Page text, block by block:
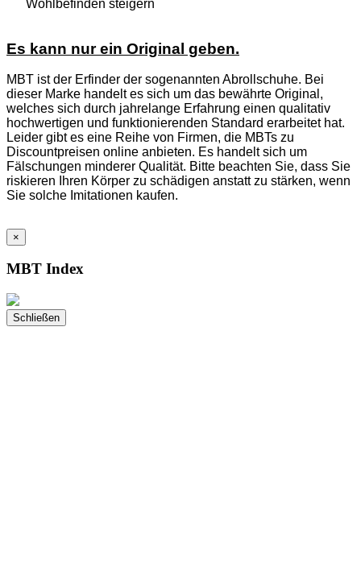
Wohlbefinden steigern
Es kann nur ein Original geben.
MBT ist der Erfinder der sogenannten Abrollschuhe. Bei
dieser Marke handelt es sich um das bewährte Original,
welches sich durch jahrelange Erfahrung einen qualitativ
hochwertigen und funktionierenden Standard erarbeitet hat.
Leider gibt es eine Reihe von Firmen, die MBTs zu
Discountpreisen online anbieten. Es handelt sich um
Fälschungen minderer Qualität. Bitte beachten Sie, dass Sie
riskieren Ihren Körper zu schädigen anstatt zu stärken, wenn
Sie solche Imitationen kaufen.
×
MBT Index
Schließen